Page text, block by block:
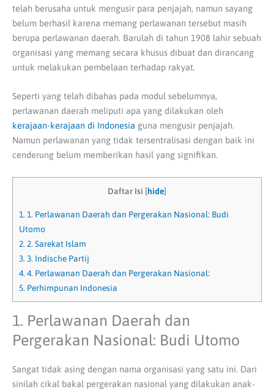
telah berusaha untuk mengusir para penjajah, namun sayang
belum berhasil karena memang perlawanan tersebut masih
berupa perlawanan daerah. Barulah di tahun 1908 lahir sebuah
organisasi yang memang secara khusus dibuat dan dirancang
untuk melakukan pembelaan terhadap rakyat.
Seperti yang telah dibahas pada modul sebelumnya,
perlawanan daerah meliputi apa yang dilakukan oleh
kerajaan-kerajaan di Indonesia guna mengusir penjajah.
Namun perlawanan yang tidak tersentralisasi dengan baik ini
cenderung belum memberikan hasil yang signifikan.
Daftar Isi [hide]
1. 1. Perlawanan Daerah dan Pergerakan Nasional: Budi
Utomo
2. 2. Sarekat Islam
3. 3. Indische Partij
4. 4. Perlawanan Daerah dan Pergerakan Nasional:
5. Perhimpunan Indonesia
1. Perlawanan Daerah dan
Pergerakan Nasional: Budi Utomo
Sangat tidak asing dengan nama organisasi yang satu ini. Dari
sinilah cikal bakal pergerakan nasional yang dilakukan anak-